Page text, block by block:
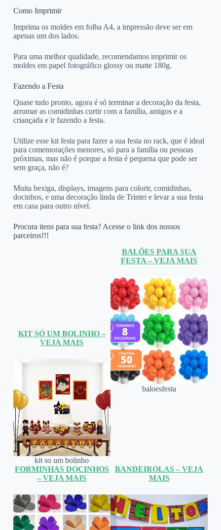
Como Imprimir
Imprima os moldes em folha A4, a impressão deve ser em
apenas um dos lados.
Para uma melhor qualidade, recomendamos imprimir os
moldes em papel fotográfico glossy ou matte 180g.
Fazendo a Festa
Quase tudo pronto, agora é só terminar a decoração da festa,
arrumar as comidinhas curtir com a família, amigos e a
criançada e ir fazendo a festa.
Utilize esse kit festa para fazer a sua festa no rack, que é ideal
para comemorações menores, só para a família ou pessoas
próximas, mas não é porque a festa é pequena que pode ser
sem graça, não é?
Muita bexiga, displays, imagens para colorir, comidinhas,
docinhos, e uma decoração linda de Trintei e levar a sua festa
em casa para outro nível.
Procura itens para sua festa? Acesse o link dos nossos
parceiros!!!
KIT SÓ UM BOLINHO –
VEJA MAIS
kit so um bolinho
BALÕES PARA SUA
FESTA – VEJA MAIS
baloesfesta
FORMINHAS DOCINHOS
– VEJA MAIS
BANDEIROLAS – VEJA
MAIS